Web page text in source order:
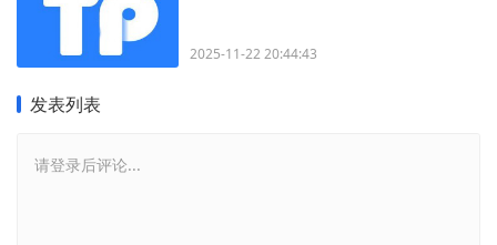
2025-11-22 20:44:43
发表列表
请登录后评论...